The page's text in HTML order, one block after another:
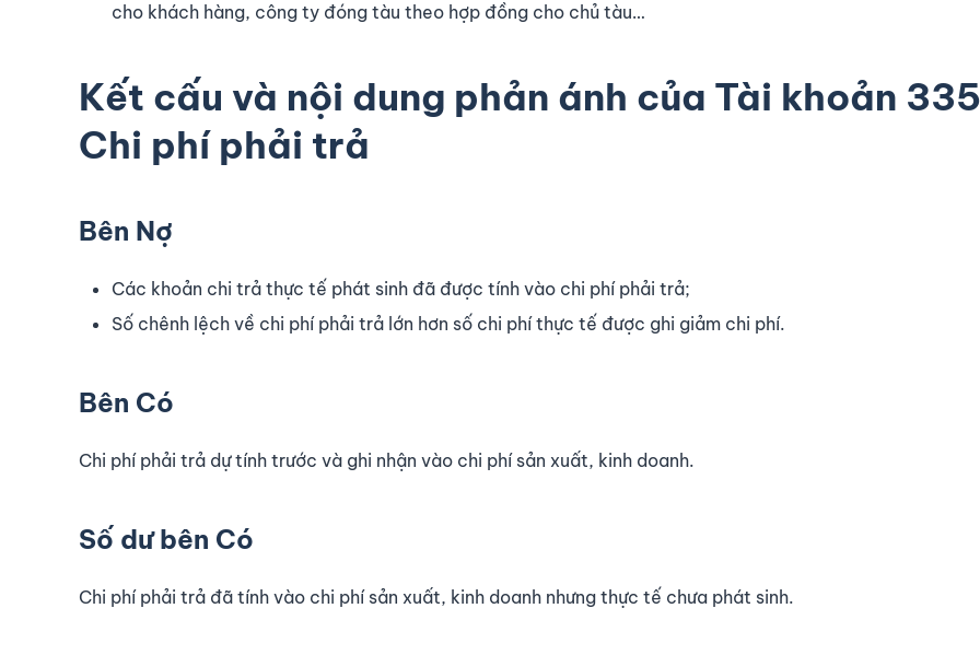
cho khách hàng, công ty đóng tàu theo hợp đồng cho chủ tàu…
Kết cấu và nội dung phản ánh của Tài khoản
Chi phí phải trả
Bên Nợ
Các khoản chi trả thực tế phát sinh đã được tính vào chi phí phải trả;
Số chênh lệch về chi phí phải trả lớn hơn số chi phí thực tế được ghi giảm chi phí.
Bên Có
Chi phí phải trả dự tính trước và ghi nhận vào chi phí sản xuất, kinh doanh.
Số dư bên Có
Chi phí phải trả đã tính vào chi phí sản xuất, kinh doanh nhưng thực tế chưa phát sinh.